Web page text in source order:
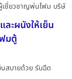
ชี่ยวชาญพ่นโฟม บริษั
ะผนังให้เย็น
มตู้
สบายด้วย รับฉีด